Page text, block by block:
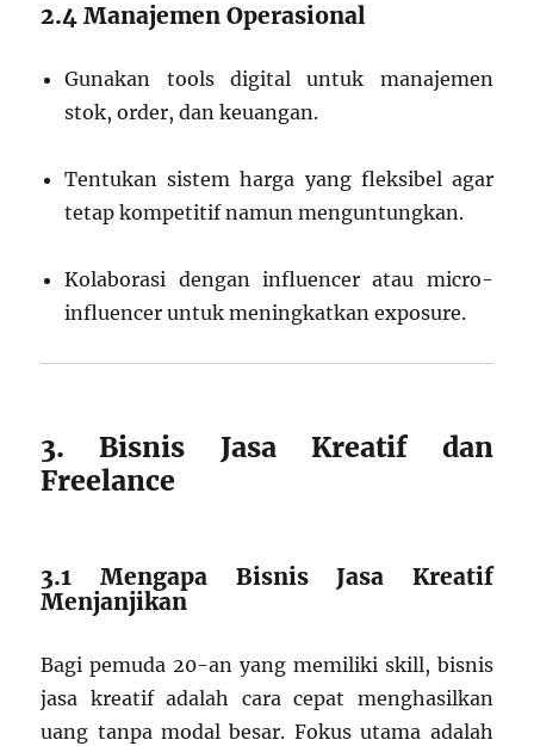
2.4 Manajemen Operasional
Gunakan tools digital untuk manajemen
stok, order, dan keuangan.
Tentukan sistem harga yang fleksibel agar
tetap kompetitif namun menguntungkan.
Kolaborasi dengan influencer atau micro-
influencer untuk meningkatkan exposure.
3. Bisnis Jasa Kreatif dan
Freelance
3.1 Mengapa Bisnis Jasa Kreatif
Menjanjikan
Bagi pemuda 20-an yang memiliki skill, bisnis
jasa kreatif adalah cara cepat menghasilkan
uang tanpa modal besar. Fokus utama adalah